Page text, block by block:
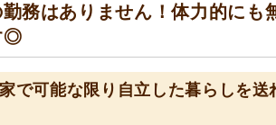
勤務はありません！体力的に
◎
で可能な限り自立した暮らしを